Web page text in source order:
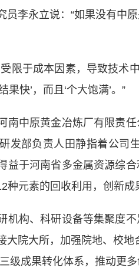
员李永立说：“如果没有中
于成本因素，导致技术中
快’，而且‘个大饱满’。”
中原黄金冶炼厂有限责任
发部负责人田静指着公司
益于河南省多金属资源综
种元素的回收利用，创新成
构、科研设备等集聚度不
大院大所，加强院地、校
成果转化体系，推动更多